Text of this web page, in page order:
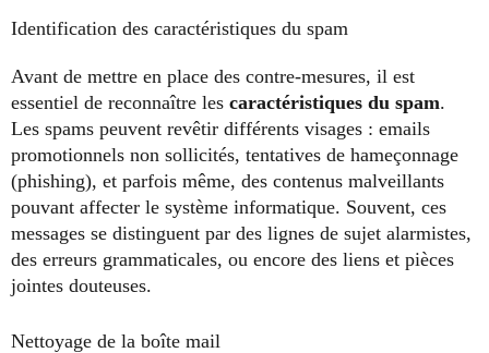
Identification des caractéristiques du spam
Avant de mettre en place des contre-mesures, il est
essentiel de reconnaître les caractéristiques du spam.
Les spams peuvent revêtir différents visages : emails
promotionnels non sollicités, tentatives de hameçonnage
(phishing), et parfois même, des contenus malveillants
pouvant affecter le système informatique. Souvent, ces
messages se distinguent par des lignes de sujet alarmistes,
des erreurs grammaticales, ou encore des liens et pièces
jointes douteuses.
Nettoyage de la boîte mail